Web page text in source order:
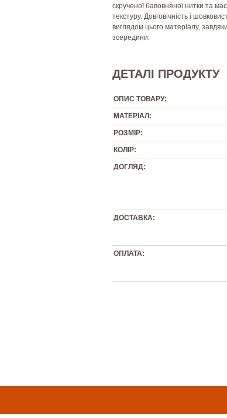
скрученої бавовняної нитки та
текстуру. Довговічність і
виглядом цього матеріалу,
зсередини.
ДЕТАЛІ ПРОДУКТУ
ОПИС ТОВАРУ:
МАТЕРІАЛ:
РОЗМІР:
КОЛІР:
ДОГЛЯД:
ДОСТАВКА:
ОПЛАТА: